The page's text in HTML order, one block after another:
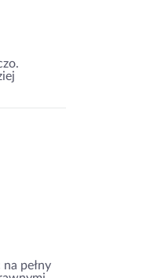
pełny